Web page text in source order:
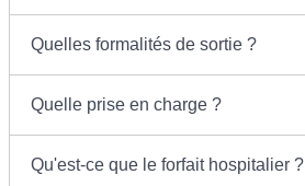
Quelles formalités de sortie ?
Quelle prise en charge ?
Qu'est-ce que le forfait hospitalier ?